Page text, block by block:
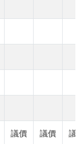
議價 議價 議